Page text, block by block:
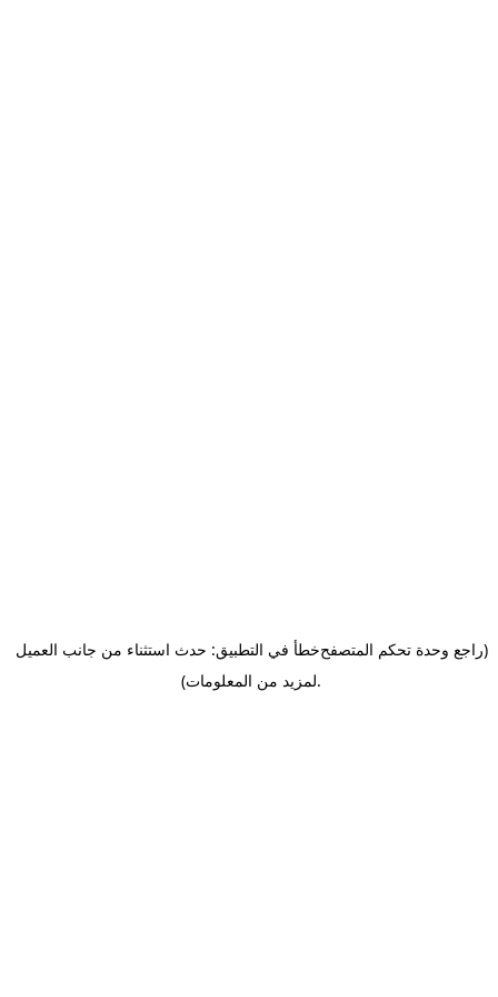
خطأ في التطبيق: حدث استثناء من جانب العميل(راجع وحدة تحكم المتصفح
لمزيد من المعلومات).